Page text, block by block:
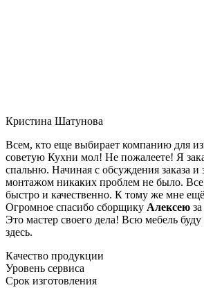
Кристина Шатунова
Всем, кто еще выбирает компанию для
советую Кухни мол! Не пожалеете! Я
спальню. Начиная с обсуждения заказа и
монтажом никаких проблем не было.
быстро и качественно. К тому же мне
Огромное спасибо сборщику Алексею
Это мастер своего дела! Всю мебель буду
здесь.
Качество продукции
Уровень сервиса
Срок изготовления